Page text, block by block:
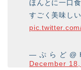
ほんとに一口
すごく美味しい
— ぷ ら ど @
December